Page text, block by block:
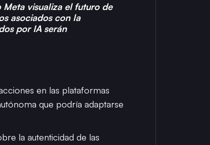
visualiza el futuro de
asociados con la
por IA serán
en las plataformas
que podría adaptarse
la autenticidad de las